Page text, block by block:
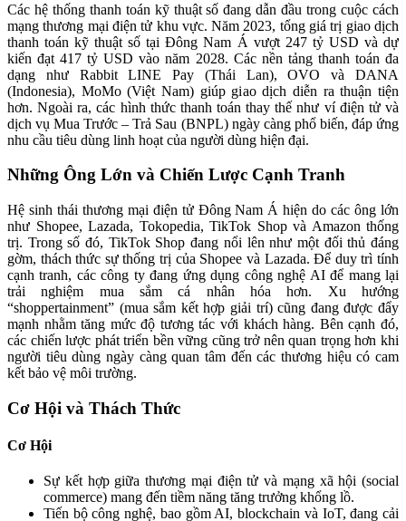
Các hệ thống thanh toán kỹ thuật số đang dẫn đầu trong cuộc cách
mạng thương mại điện tử khu vực. Năm 2023, tổng giá trị giao dịch
thanh toán kỹ thuật số tại Đông Nam Á vượt 247 tỷ USD và dự
kiến đạt 417 tỷ USD vào năm 2028. Các nền tảng thanh toán đa
dạng như Rabbit LINE Pay (Thái Lan), OVO và DANA
(Indonesia), MoMo (Việt Nam) giúp giao dịch diễn ra thuận tiện
hơn. Ngoài ra, các hình thức thanh toán thay thế như ví điện tử và
dịch vụ Mua Trước – Trả Sau (BNPL) ngày càng phổ biến, đáp ứng
nhu cầu tiêu dùng linh hoạt của người dùng hiện đại.
Những Ông Lớn và Chiến Lược Cạnh Tranh
Hệ sinh thái thương mại điện tử Đông Nam Á hiện do các ông lớn
như Shopee, Lazada, Tokopedia, TikTok Shop và Amazon thống
trị. Trong số đó, TikTok Shop đang nổi lên như một đối thủ đáng
gờm, thách thức sự thống trị của Shopee và Lazada. Để duy trì tính
cạnh tranh, các công ty đang ứng dụng công nghệ AI để mang lại
trải nghiệm mua sắm cá nhân hóa hơn. Xu hướng
“shoppertainment” (mua sắm kết hợp giải trí) cũng đang được đẩy
mạnh nhằm tăng mức độ tương tác với khách hàng. Bên cạnh đó,
các chiến lược phát triển bền vững cũng trở nên quan trọng hơn khi
người tiêu dùng ngày càng quan tâm đến các thương hiệu có cam
kết bảo vệ môi trường.
Cơ Hội và Thách Thức
Cơ Hội
Sự kết hợp giữa thương mại điện tử và mạng xã hội (social
commerce) mang đến tiềm năng tăng trưởng khổng lồ.
Tiến bộ công nghệ, bao gồm AI, blockchain và IoT, đang cải